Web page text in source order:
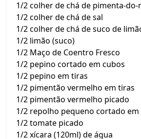
1/2 colher de chá de pimenta-do-
1/2 colher de chá de sal
1/2 colher de chá de suco de
1/2 limão (suco)
1/2 Maço de Coentro Fresco
1/2 pepino cortado em cubos
1/2 pepino em tiras
1/2 pimentão vermelho em tiras
1/2 pimentão vermelho picado
1/2 repolho pequeno cortado em
1/2 tomate picado
1/2 xícara (120ml) de água